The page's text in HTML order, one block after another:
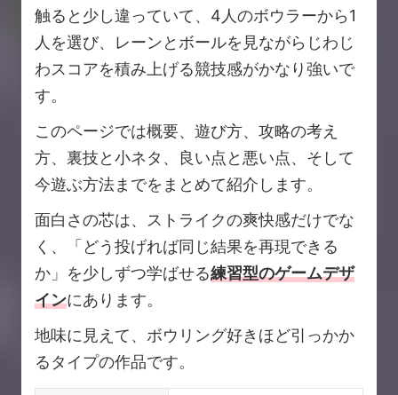
触ると少し違っていて、4人のボウラーから1
人を選び、レーンとボールを見ながらじわじ
わスコアを積み上げる競技感がかなり強いで
す。
このページでは概要、遊び方、攻略の考え
方、裏技と小ネタ、良い点と悪い点、そして
今遊ぶ方法までをまとめて紹介します。
面白さの芯は、ストライクの爽快感だけでな
く、「どう投げれば同じ結果を再現できる
か」を少しずつ学ばせる練習型のゲームデザ
インにあります。
地味に見えて、ボウリング好きほど引っかか
るタイプの作品です。